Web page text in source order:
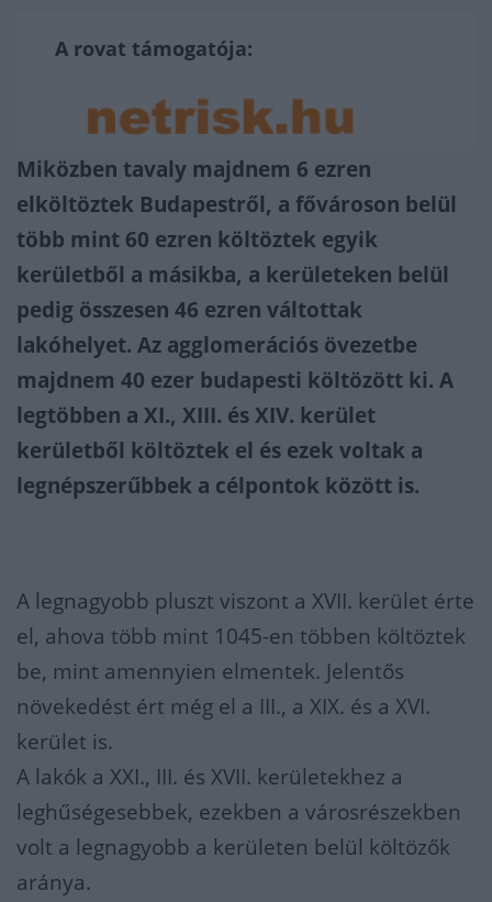
A rovat támogatója:
Miközben tavaly majdnem 6 ezren
elköltöztek Budapestről, a fővároson belül
több mint 60 ezren költöztek egyik
kerületből a másikba, a kerületeken belül
pedig összesen 46 ezren váltottak
lakóhelyet. Az agglomerációs övezetbe
majdnem 40 ezer budapesti költözött ki. A
legtöbben a XI., XIII. és XIV. kerület
kerületből költöztek el és ezek voltak a
legnépszerűbbek a célpontok között is.
A legnagyobb pluszt viszont a XVII. kerület érte
el, ahova több mint 1045-en többen költöztek
be, mint amennyien elmentek. Jelentős
növekedést ért még el a III., a XIX. és a XVI.
kerület is.
A lakók a XXI., III. és XVII. kerületekhez a
leghűségesebbek, ezekben a városrészekben
volt a legnagyobb a kerületen belül költözők
aránya.